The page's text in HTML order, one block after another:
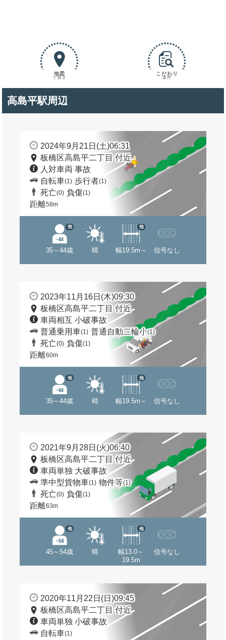
地図
で探す
こだわり
条件
高島平駅周辺
2024年9月21日(土)06:31
板橋区高島平二丁目 付近
人対車両 事故
自転車(1) 歩行者(1)
死亡(0) 負傷(1)
距離58m
35～44歳
他
晴 幅19.5m～
他
信号なし
2023年11月16日(木)09:30
板橋区高島平二丁目 付近
車両相互 小破事故
普通乗用車(1) 普通自動二輪小(1)
死亡(0) 負傷(1)
距離60m
35～44歳
他
晴 幅19.5m～
他
信号なし
2021年9月28日(火)06:40
板橋区高島平二丁目 付近
車両単独 大破事故
準中型貨物車(1) 物件等(1)
死亡(0) 負傷(1)
距離63m
45～54歳
他
晴
幅13.0～
19.5m
他
信号なし
2020年11月22日(日)09:45
板橋区高島平二丁目 付近
車両単独 小破事故
自転車(1)